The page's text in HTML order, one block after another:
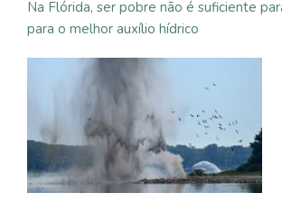
Na Flórida, ser pobre não é suficiente
para o melhor auxílio hídrico